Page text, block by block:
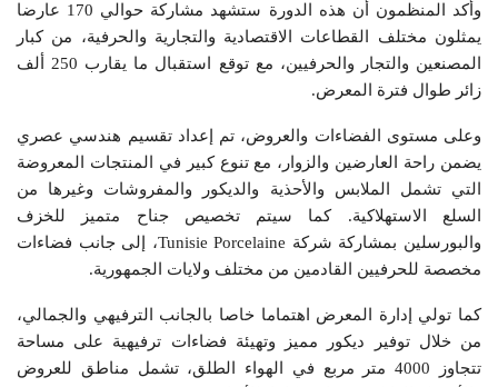
وأكد المنظمون أن هذه الدورة ستشهد مشاركة حوالي 170 عارضا
يمثلون مختلف القطاعات الاقتصادية والتجارية والحرفية، من كبار
المصنعين والتجار والحرفيين، مع توقع استقبال ما يقارب 250 ألف
زائر طوال فترة المعرض.
وعلى مستوى الفضاءات والعروض، تم إعداد تقسيم هندسي عصري
يضمن راحة العارضين والزوار، مع تنوع كبير في المنتجات المعروضة
التي تشمل الملابس والأحذية والديكور والمفروشات وغيرها من
السلع الاستهلاكية. كما سيتم تخصيص جناح متميز للخزف
والبورسلين بمشاركة شركة Tunisie Porcelaine، إلى جانب فضاءات
مخصصة للحرفيين القادمين من مختلف ولايات الجمهورية.
كما تولي إدارة المعرض اهتماما خاصا بالجانب الترفيهي والجمالي،
من خلال توفير ديكور مميز وتهيئة فضاءات ترفيهية على مساحة
تتجاوز 4000 متر مربع في الهواء الطلق، تشمل مناطق للعروض